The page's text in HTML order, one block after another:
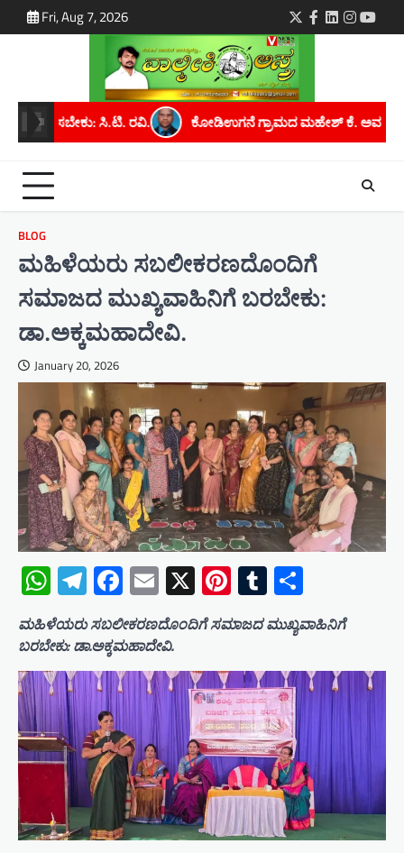
to
Fri, Aug 7, 2026 Twitter
Facebook
LinkedIn
ಕೋಡಿಉಗನೆ ಗ್ರಾಮದ ಮಹೇಶ್ ಕೆ. ಅವರಿಗೆ ಮೈಸೂರು ವಿಶ್ವವಿದ್ಯಾನಿಲಯದಿಂದ
BLOG
ಮಹಿಳೆಯರು ಸಬಲೀಕರಣದೊಂದಿಗೆ
ಸಮಾಜದ ಮುಖ್ಯವಾಹಿನಿಗೆ ಬರಬೇಕು:
ಡಾ.ಅಕ್ಕಮಹಾದೇವಿ.
January 20, 2026
WhatsApp
Telegram
Facebook
Email
X Pinterest
Tumblr
ಮಹಿಳೆಯರು ಸಬಲೀಕರಣದೊಂದಿಗೆ ಸಮಾಜದ ಮುಖ್ಯವಾಹಿನಿಗೆ
ಬರಬೇಕು: ಡಾ.ಅಕ್ಕಮಹಾದೇವಿ.